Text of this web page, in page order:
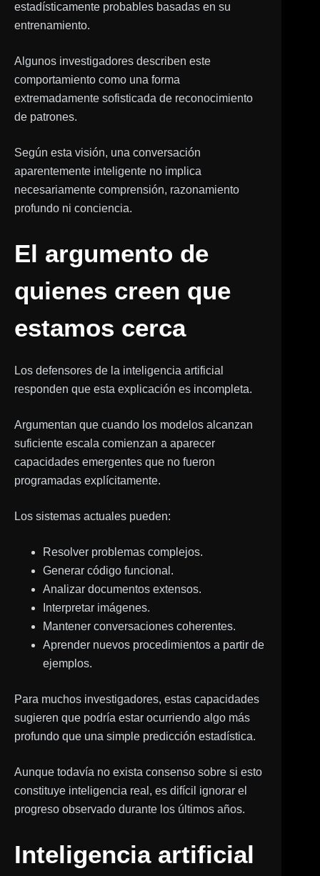
estadísticamente probables basadas en su
entrenamiento.
Algunos investigadores describen este
comportamiento como una forma
extremadamente sofisticada de reconocimiento
de patrones.
Según esta visión, una conversación
aparentemente inteligente no implica
necesariamente comprensión, razonamiento
profundo ni conciencia.
El argumento de
quienes creen que
estamos cerca
Los defensores de la inteligencia artificial
responden que esta explicación es incompleta.
Argumentan que cuando los modelos alcanzan
suficiente escala comienzan a aparecer
capacidades emergentes que no fueron
programadas explícitamente.
Los sistemas actuales pueden:
Resolver problemas complejos.
Generar código funcional.
Analizar documentos extensos.
Interpretar imágenes.
Mantener conversaciones coherentes.
Aprender nuevos procedimientos a partir de
ejemplos.
Para muchos investigadores, estas capacidades
sugieren que podría estar ocurriendo algo más
profundo que una simple predicción estadística.
Aunque todavía no exista consenso sobre si esto
constituye inteligencia real, es difícil ignorar el
progreso observado durante los últimos años.
Inteligencia artificial